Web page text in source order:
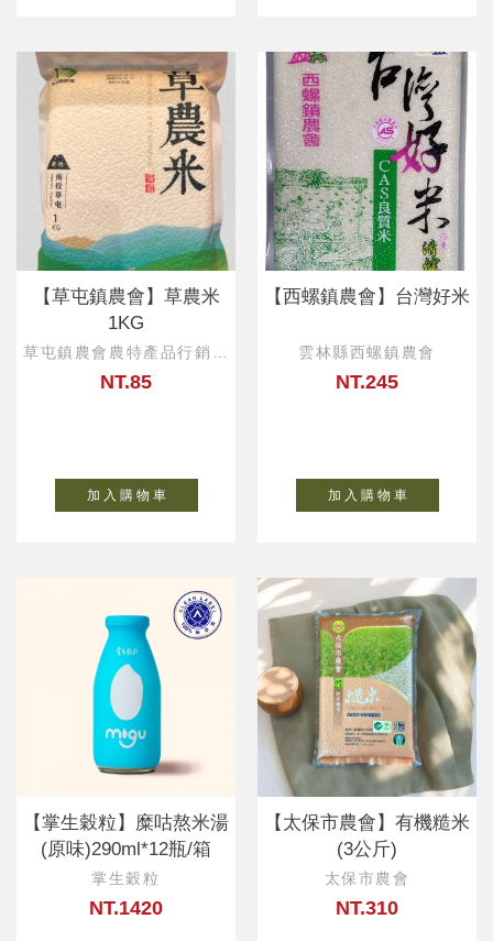
【草屯鎮農會】草農米
1KG
草屯鎮農會農特產品行銷中
心
NT.85
加 入 購 物 車
【西螺鎮農會】台灣好米
雲林縣西螺鎮農會
NT.245
加 入 購 物 車
【掌生穀粒】糜咕熬米湯
(原味)290ml*12瓶/箱
掌生穀粒
NT.1420
【太保市農會】有機糙米
(3公斤)
太保市農會
NT.310